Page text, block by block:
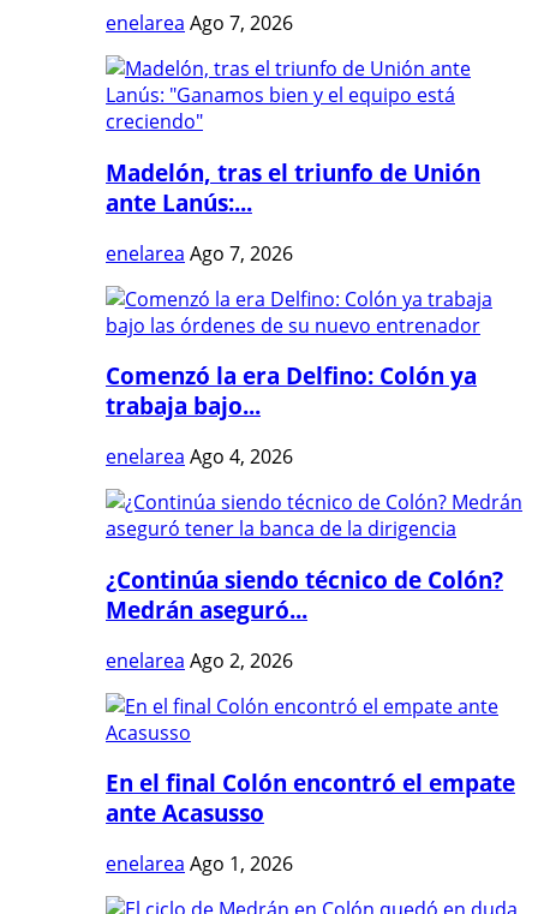
enelarea Ago 7, 2026
Madelón, tras el triunfo de Unión
ante Lanús:...
enelarea Ago 7, 2026
Comenzó la era Delfino: Colón ya
trabaja bajo...
enelarea Ago 4, 2026
¿Continúa siendo técnico de Colón?
Medrán aseguró...
enelarea Ago 2, 2026
En el final Colón encontró el empate
ante Acasusso
enelarea Ago 1, 2026